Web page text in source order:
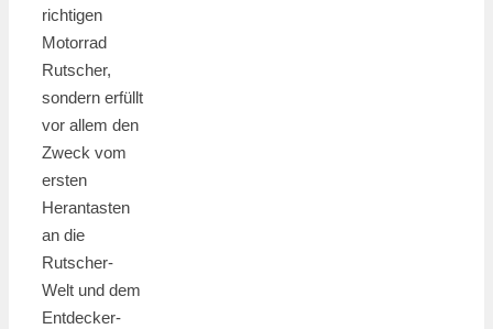
richtigen
Motorrad
Rutscher,
sondern erfüllt
vor allem den
Zweck vom
ersten
Herantasten
an die
Rutscher-
Welt und dem
Entdecker-